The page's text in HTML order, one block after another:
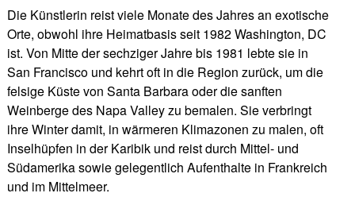
Die Künstlerin reist viele Monate des Jahres an exotische
Orte, obwohl ihre Heimatbasis seit 1982 Washington, DC
ist. Von Mitte der sechziger Jahre bis 1981 lebte sie in
San Francisco und kehrt oft in die Region zurück, um die
felsige Küste von Santa Barbara oder die sanften
Weinberge des Napa Valley zu bemalen. Sie verbringt
ihre Winter damit, in wärmeren Klimazonen zu malen, oft
Inselhüpfen in der Karibik und reist durch Mittel- und
Südamerika sowie gelegentlich Aufenthalte in Frankreich
und im Mittelmeer.